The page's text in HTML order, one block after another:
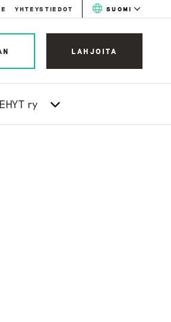
YHTEYSTIEDOT SUOMI
LAHJOITA
EHYT ry